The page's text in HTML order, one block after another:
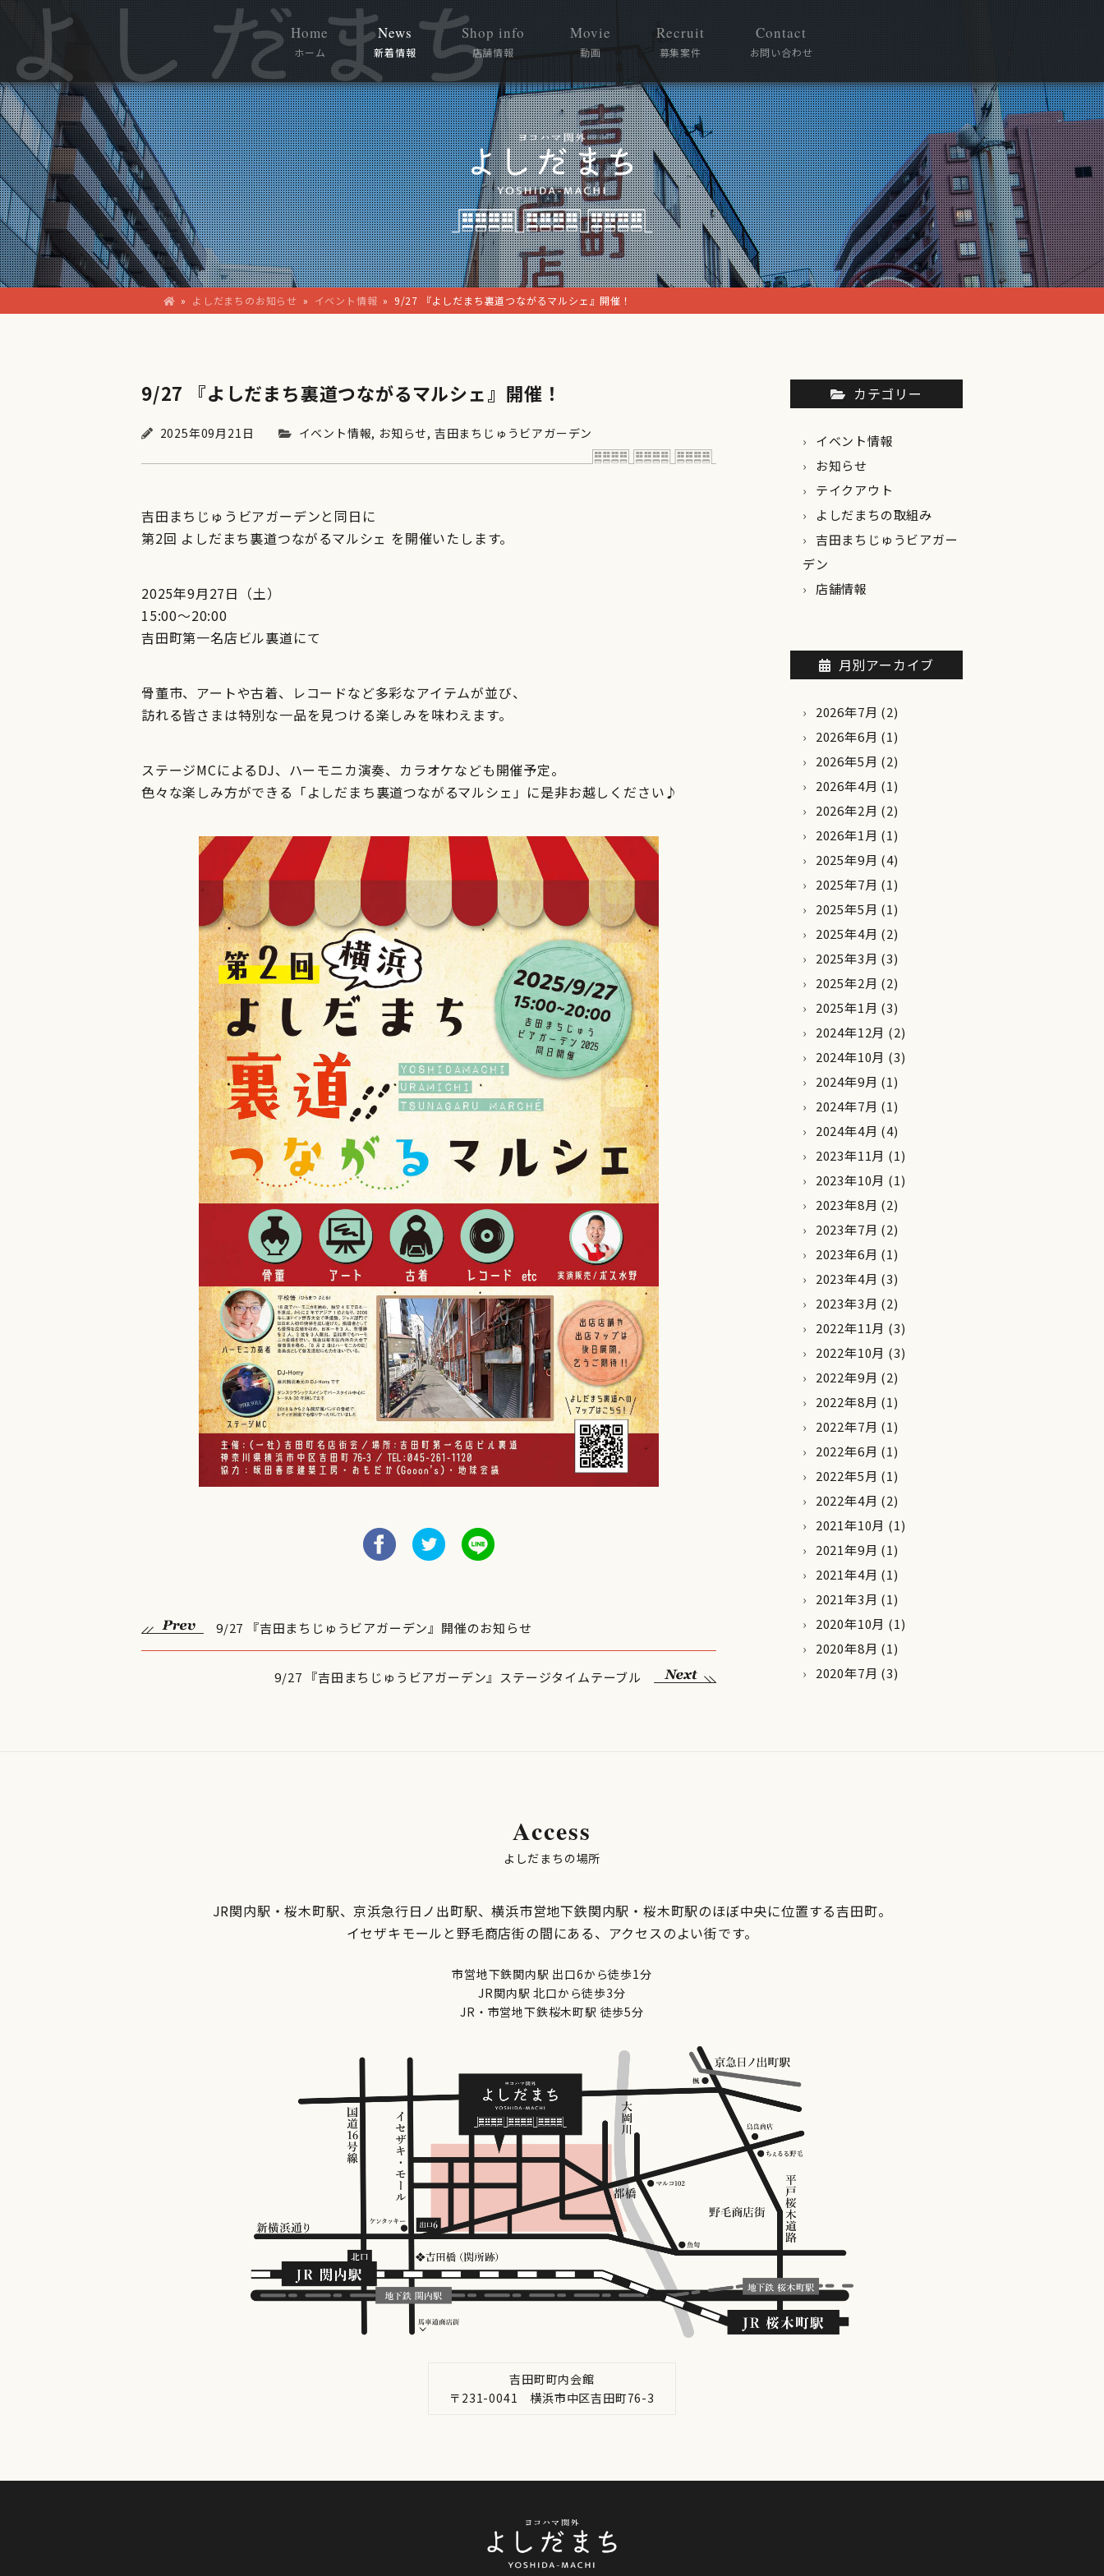
Home
ホーム
News
新着情報
Shop info
店舗情報
Movie
動画
Recruit
募集案件
Contact
お問い合わせ
» よしだまちのお知らせ » イベント情報 » 9/27 『よしだまち裏道つながるマルシェ』開催！
9/27 『よしだまち裏道つながるマルシェ』開催！
2025年09月21日 イベント情報, お知らせ, 吉田まちじゅうビアガーデン
吉田まちじゅうビアガーデンと同日に
第2回 よしだまち裏道つながるマルシェ を開催いたします。
2025年9月27日（土）
15:00〜20:00
吉田町第一名店ビル裏道にて
骨董市、アートや古着、レコードなど多彩なアイテムが並び、
訪れる皆さまは特別な一品を見つける楽しみを味わえます。
ステージMCによるDJ、ハーモニカ演奏、カラオケなども開催予定。
色々な楽しみ方ができる「よしだまち裏道つながるマルシェ」に是非お越しください♪
9/27 『吉田まちじゅうビアガーデン』開催のお知らせ
9/27 『吉田まちじゅうビアガーデン』ステージタイムテーブル
カテゴリー
イベント情報
お知らせ
テイクアウト
よしだまちの取組み
吉田まちじゅうビアガー
デン
店舗情報
月別アーカイブ
2026年7月 (2)
2026年6月 (1)
2026年5月 (2)
2026年4月 (1)
2026年2月 (2)
2026年1月 (1)
2025年9月 (4)
2025年7月 (1)
2025年5月 (1)
2025年4月 (2)
2025年3月 (3)
2025年2月 (2)
2025年1月 (3)
2024年12月 (2)
2024年10月 (3)
2024年9月 (1)
2024年7月 (1)
2024年4月 (4)
2023年11月 (1)
2023年10月 (1)
2023年8月 (2)
2023年7月 (2)
2023年6月 (1)
2023年4月 (3)
2023年3月 (2)
2022年11月 (3)
2022年10月 (3)
2022年9月 (2)
2022年8月 (1)
2022年7月 (1)
2022年6月 (1)
2022年5月 (1)
2022年4月 (2)
2021年10月 (1)
2021年9月 (1)
2021年4月 (1)
2021年3月 (1)
2020年10月 (1)
2020年8月 (1)
2020年7月 (3)
Access
よしだまちの場所
JR関内駅・桜木町駅、京浜急行日ノ出町駅、横浜市営地下鉄関内駅・桜木町駅のほぼ中央に位置する吉田町。
イセザキモールと野毛商店街の間にある、アクセスのよい街です。
市営地下鉄関内駅 出口6から徒歩1分
JR関内駅 北口から徒歩3分
JR・市営地下鉄桜木町駅 徒歩5分
吉田町町内会館
〒231-0041 横浜市中区吉田町76-3